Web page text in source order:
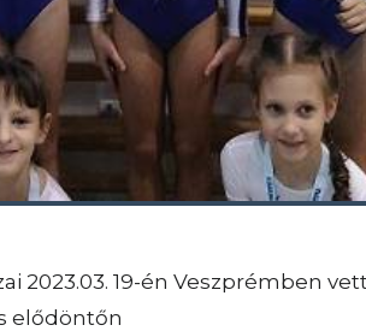
2023.03. 19-én Veszprémben
elődöntőn